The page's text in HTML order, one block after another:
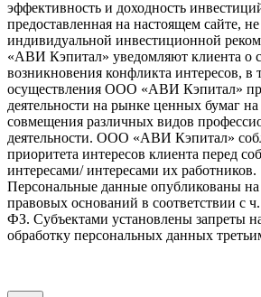
эффективность и доходность
предоставленная на настоящем сайте, не
индивидуальной инвестиционной
«АВИ Кэпитал» уведомляют клиента о
возникновения конфликта интересов, в
осуществления ООО «АВИ Кэпитал»
деятельности на рынке ценных бумаг
совмещения различных видов
деятельности. ООО «АВИ Кэпитал»
приоритета интересов клиента перед
интересами/ интересами их работников.
Персональные данные опубликованы
правовых оснований в соответствии с
ФЗ. Субъектами установлены запреты
обработку персональных данных